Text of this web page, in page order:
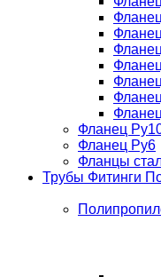
Фланец
Фланец Ру6
Фланцы
Трубы Фитинги